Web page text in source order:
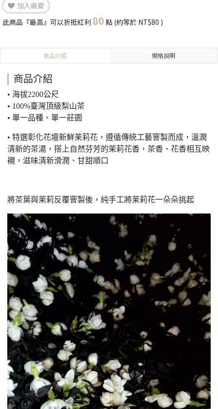
加入最愛
此商品『最高』可以折抵紅利 80 點 (約等於 NT$80 )
商品介紹 規格說明
商品介紹
• 海拔2200公尺
• 100%臺灣頂級梨山茶
• 單一品種、單一莊園
• 特選彰化花壇新鮮茉莉花，遵循傳統工藝窨製而成，溫潤
清新的茶湯，搭上自然芬芳的茉莉花香，茶香、花香相互映
襯，滋味清新滑潤、甘甜順口
將茶葉與茉莉反覆窨製後，純手工將茉莉花一朵朵挑起